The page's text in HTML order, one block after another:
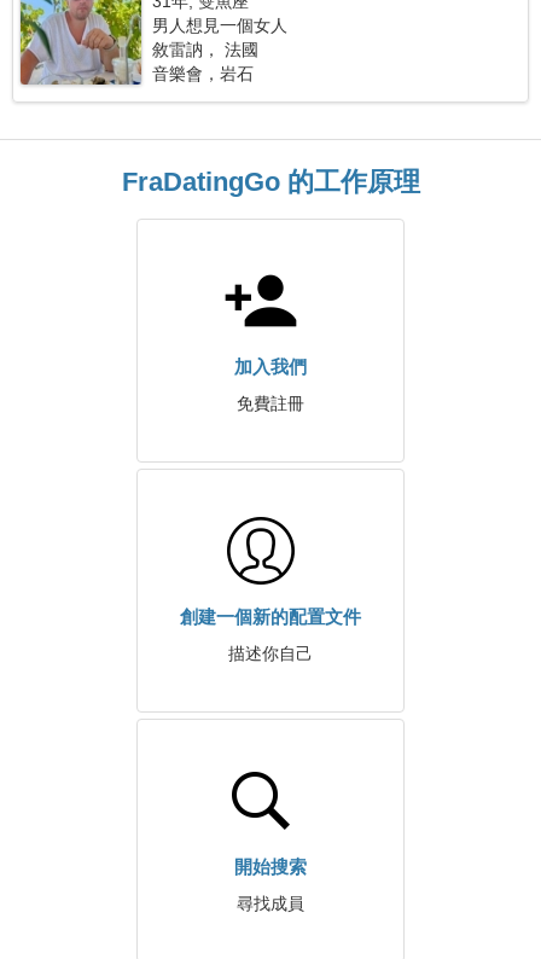
男人想見一個女人
敘雷訥， 法國
音樂會，岩石
FraDatingGo 的工作原理
加入我們
免費註冊
創建一個新的配置文件
描述你自己
開始搜索
尋找成員